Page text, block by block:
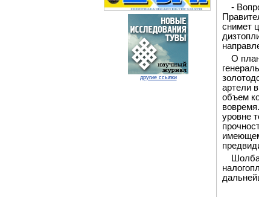
другие ссылки
-
снимет
О
артели
объем
уровне